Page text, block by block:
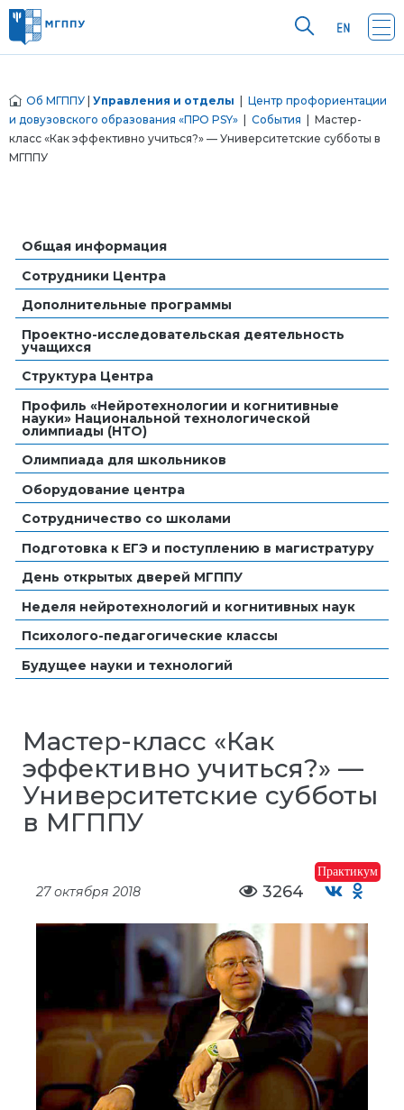
Об МГППУ Управления и отделы
Центр профориентации
и довузовского образования «ПРО PSY»
События | Мастер-
класс «Как эффективно учиться?» — Университетские субботы в
МГППУ
Общая информация
Сотрудники Центра
Дополнительные программы
Проектно-исследовательская деятельность
учащихся
Структура Центра
Профиль «Нейротехнологии и когнитивные
науки» Национальной технологической
олимпиады (НТО)
Олимпиада для школьников
Оборудование центра
Сотрудничество со школами
Подготовка к ЕГЭ и поступлению в магистратуру
День открытых дверей МГППУ
Неделя нейротехнологий и когнитивных наук
Психолого-педагогические классы
Будущее науки и технологий
Мастер-класс «Как
эффективно учиться?» —
Университетские субботы
в МГППУ
Практикум
27 октября 2018 3264